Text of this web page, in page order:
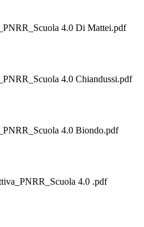
4.0 Di Mattei.pdf
4.0 Chiandussi.pdf
4.0 Biondo.pdf
4.0 .pdf